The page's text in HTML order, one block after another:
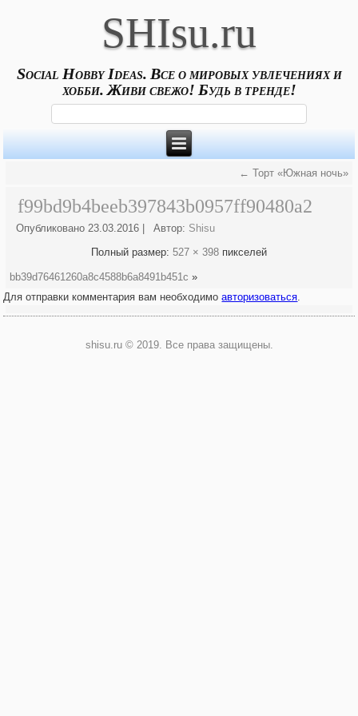
SHIsu.ru
Social Hobby Ideas. Все о мировых увлечениях и
хобби. Живи свежо! Будь в тренде!
← Торт «Южная ночь»
f99bd9b4beeb397843b0957ff90480a2
Опубликовано 23.03.2016 Автор: Shisu
Полный размер: 527 × 398 пикселей
bb39d76461260a8c4588b6a8491b451c »
Для отправки комментария вам необходимоавторизоваться.
shisu.ru © 2019. Все права защищены.